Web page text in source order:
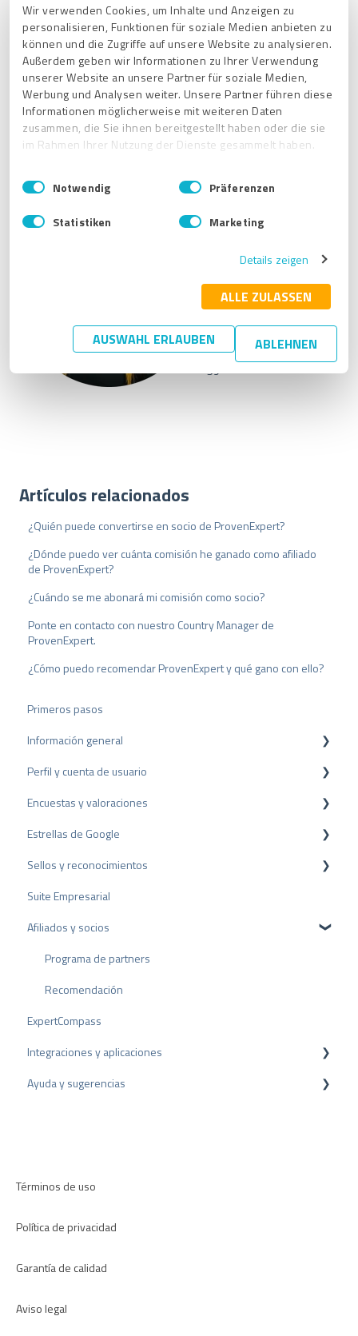
Wir verwenden Cookies, um Inhalte und Anzeigen zu
personalisieren, Funktionen für soziale Medien anbieten zu
können und die Zugriffe auf unsere Website zu analysieren.
Außerdem geben wir Informationen zu Ihrer Verwendung
unserer Website an unsere Partner für soziale Medien,
Werbung und Analysen weiter. Unsere Partner führen diese
Informationen möglicherweise mit weiteren Daten
zusammen, die Sie ihnen bereitgestellt haben oder die sie
im Rahmen Ihrer Nutzung der Dienste gesammelt haben.
Impressum
Datenschutzbestimmungen
E
i
n
w
s
l
Notwendig Präferenzen
Statistiken Marketing
Details zeigen
ALLE ZULASSEN
AUSWAHL ERLAUBEN ABLEHNEN
Sascha Nedel
Partner Manager
Correo electrónico:
partner@provenexpert.com
Teléfono:+49 30 311 931 34
Ana Brull
Growth & Country Manager
Correo electrónico:
abrull-
rubio@provenexpert.com
Teléfono:
59
Artículos relacionados
¿Quién puede convertirse en socio de ProvenExpert?
¿Dónde puedo ver cuánta comisión he ganado como afiliado
de ProvenExpert?
¿Cuándo se me abonará mi comisión como socio?
Ponte en contacto con nuestro Country Manager de
ProvenExpert.
¿Cómo puedo recomendar ProvenExpert y qué gano con ello?
Primeros pasos
Información general
Protección de datos
Paquetes y precios
API
Perfil y cuenta de usuario
Configuración del perfil
Cuenta de usuario
Facturación
Encuestas y valoraciones
Reseñas
Encuestas
Otras fuentes
Compartir Reseñas
Reseñas negativas
Proceso de Arbitraje
Consejos sobre reseñas
Encuestas internas
Directrices de revisión
Estrellas de Google
Rich Snippet
Sellos y reconocimientos
Sello PRO
Sello de valoración
Premios
Suite Empresarial
Afiliados y socios
Programa de partners
Recomendación
ExpertCompass
Integraciones y aplicaciones
Plugins para CMS
Ayuda y sugerencias
Términos de uso
Política de privacidad
Garantía de calidad
Aviso legal